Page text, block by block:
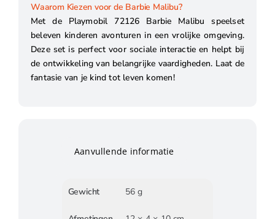
Waarom Kiezen voor de Barbie Malibu?
Met de Playmobil 72126 Barbie Malibu speelset
beleven kinderen avonturen in een vrolijke omgeving.
Deze set is perfect voor sociale interactie en helpt bij
de ontwikkeling van belangrijke vaardigheden. Laat de
fantasie van je kind tot leven komen!
Aanvullende informatie
Gewicht 56 g